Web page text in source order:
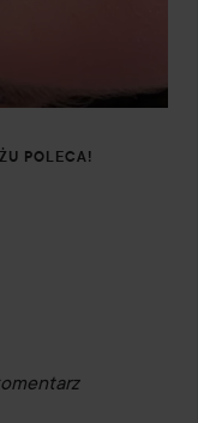
POLECA!